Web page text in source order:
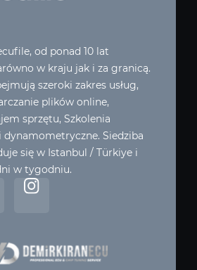
od ponad 10 lat
w kraju jak i za granicą.
szeroki zakres usług,
plików online,
sprzętu, Szkolenia
dynamometryczne. Siedziba
się w Istanbul / Türkiye i
w tygodniu.